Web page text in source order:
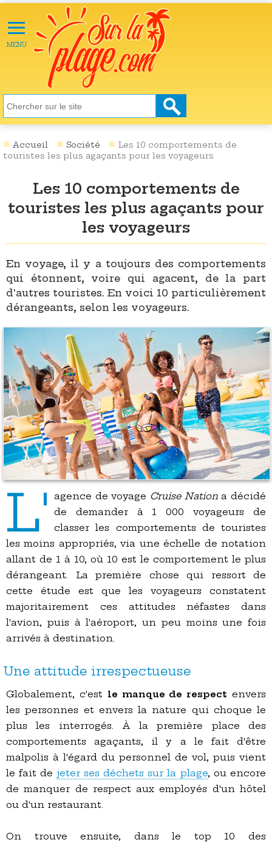
≡
MENU
ACTU
LOISIRS
NATURE
SANTÉ
SOCIÉTÉ
CULTURE
DESTINATIONS
Accueil Société
Les 10 comportements de
touristes les plus agaçants pour les voyageurs
Les 10 comportements de
touristes les plus agaçants pour
les voyageurs
En voyage, il y a toujours des comportements
qui étonnent, voire qui agacent, de la part
d'autres touristes. En voici 10 particulièrement
dérangeants, selon les voyageurs.
L' agence de voyage Cruise Nationa décidé
de demander à 1 000 voyageurs de
classer les comportements de touristes
les moins appropriés, via une échelle de notation
allant de 1 à 10, où 10 est le comportement le plus
dérangeant. La première chose qui ressort de
cette étude est que les voyageurs constatent
majoritairement ces attitudes néfastes dans
l'avion, puis à l'aéroport, un peu moins une fois
arrivés à destination.
Une attitude irrespectueuse
Globalement, c'est le manque de respect envers
les personnes et envers la nature qui choque le
plus les interrogés. À la première place des
comportements agaçants, il y a le fait d'être
malpolis à l'égard du personnel de vol, puis vient
le fait de jeter ses déchets sur la plage, ou encore
de manquer de respect aux employés d'un hôtel
ou d'un restaurant.
On trouve ensuite, dans le top 10 des